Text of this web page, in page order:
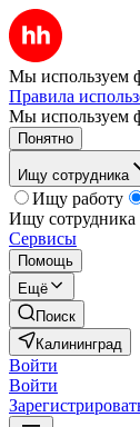
Мы используем
Правила
Мы используем
Понятно
Ищу сотрудника
Ищу работу
Ищу сотрудника
Сервисы
Помощь
Ещё
Поиск
Калининград
Войти
Войти